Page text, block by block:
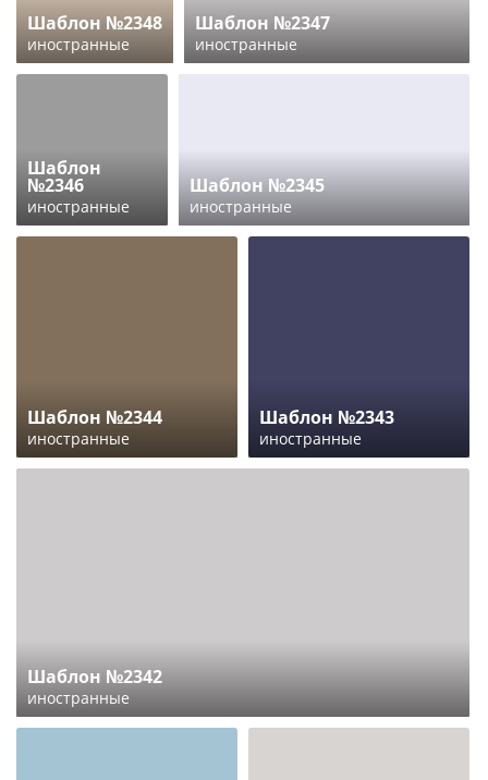
Шаблон №2348
иностранные
Шаблон №2347
иностранные
Шаблон
№2346
иностранные
Шаблон №2345
иностранные
Шаблон №2344
иностранные
Шаблон №2343
иностранные
Шаблон №2342
иностранные